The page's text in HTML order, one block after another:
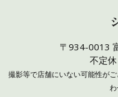
〒934-0013
不定休
撮影等で店舗にいない可能性が
わ